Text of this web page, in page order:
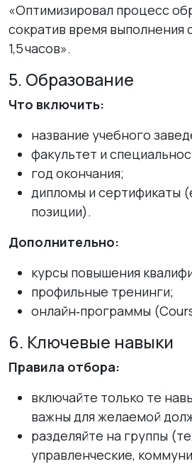
«Оптимизировал процесс
сократив время выполнения
1,5 часов».
5. Образование
Что включить:
название учебного
факультет и
год окончания;
дипломы и сертификаты
позиции).
Дополнительно:
курсы повышения
профильные тренинги;
онлайн‑программы
6. Ключевые навыки
Правила отбора:
включайте только те
важны для желаемой
разделяйте на группы
управленческие,